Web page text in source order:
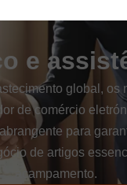
e
global, os
de comércio
para
de artigos
acampamento.